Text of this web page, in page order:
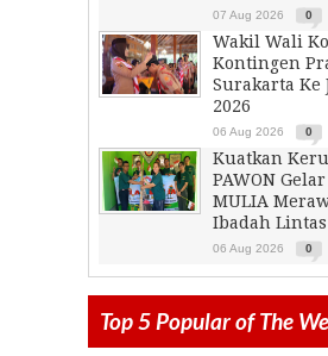
07 Aug 2026 0
Wakil Wali
Kontingen
Surakarta Ke
2026
06 Aug 2026 0
Kuatkan
PAWON Gelar
MULIA
Ibadah
06 Aug 2026 0
Top 5 Popular of The